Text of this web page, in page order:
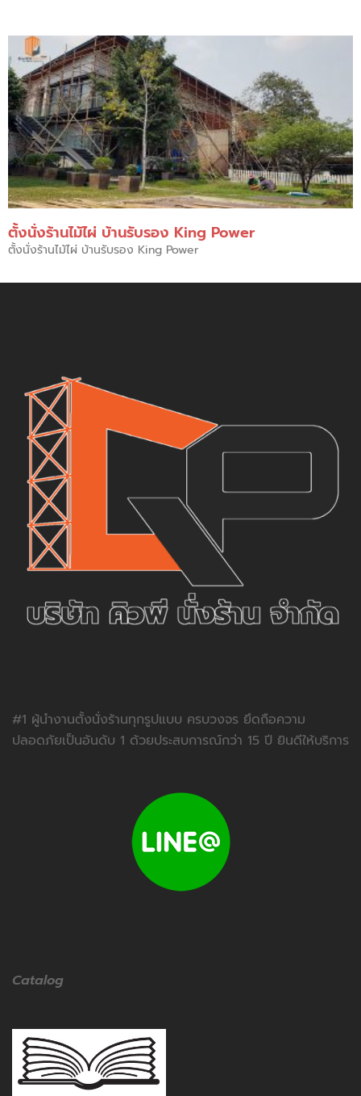
ตั้งนั่งร้านไม้ไผ่ บ้านรับรอง King Power
ตั้งนั่งร้านไม้ไผ่ บ้านรับรอง King Power
#1 ผู้นำงานตั้งนั่งร้านทุกรูปแบบ ครบวงจร ยึดถือความ
ปลอดภัยเป็นอันดับ 1 ด้วยประสบการณ์กว่า 15 ปี ยินดีให้บริการ
Catalog